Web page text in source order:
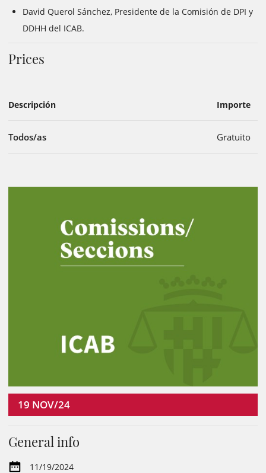
David Querol Sánchez, Presidente de la Comisión de DPI y
DDHH del ICAB.
Prices
Descripción Importe
Todos/as Gratuito
19 NOV/24
General info
11/19/2024